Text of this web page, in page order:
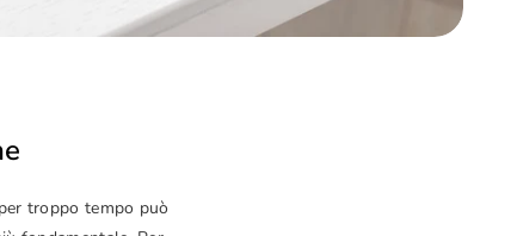
troppo tempo può